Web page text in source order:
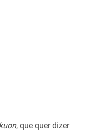
kuon, que quer dizer